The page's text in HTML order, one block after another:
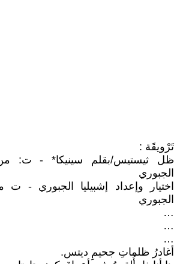
تَرْويقَة :
ظل ثيستيس/بقلم سينيكا* - ت: من
الجبوري
اختيار وإعداد إشبيليا الجبوري - ت
الجبوري
…
…
…
أغادرُ ظلماتِ جحيمِ ديتس.